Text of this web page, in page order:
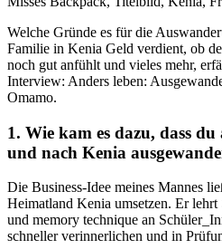
Welche Gründe es für die
Familie in Kenia Geld verdient, ob
noch gut anfühlt und vieles mehr,
Interview: Anders leben:
Omamo.
1. Wie kam es dazu, dass
und nach Kenia
Die Business-Idee meines Mannes
Heimatland Kenia umsetzen. Er
und memory technique an
schneller verinnerlichen und in